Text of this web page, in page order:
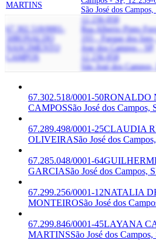
MARTINS
São José dos Campos,
67.302.518/0001-
50 RONALDO
NASCIMENTO
CAMPOS
12.236-858
Rua Alberto Pinto
193 - Parque dos
Jose dos Campos - SP,
12.236-858
São José dos Campos,
67.302.518/0001-50RONALDO
CAMPOSSão José dos Campos,
67.289.498/0001-25CLAUDIA
OLIVEIRASão José dos
67.285.048/0001-64
GARCIASão José dos Campos,
67.299.256/0001-12NATALIA
MONTEIROSão José dos
67.299.846/0001-45LAYANA
MARTINSSão José dos